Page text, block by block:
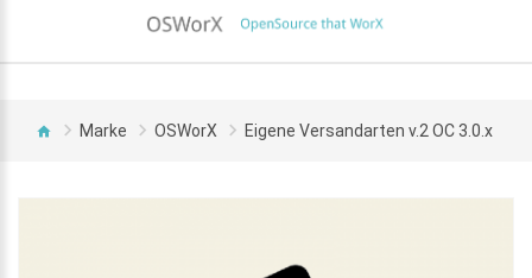
Marke OSWorX Eigene Versandarten v.2 OC 3.0.x